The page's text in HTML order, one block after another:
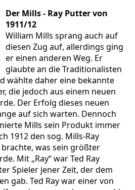
Der Mills - Ray Putter von
1911/12
William Mills sprang auch auf
diesen Zug auf, allerdings ging
er einen anderen Weg. Er
glaubte an die Traditionalisten
wählte daher eine bekannte
die jedoch aus einem neuen
Der Erfolg dieses neuen
auf sich warten. Dennoch
Mills sein Produkt immer
1912 den sog. Mills-Ray
was sein größter
Mit „Ray“ war Ted Ray
Spieler jener Zeit, der dem
gab. Ted Ray war einer von